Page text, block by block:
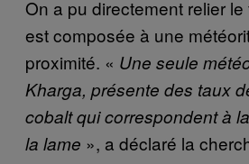
On a pu directement relier
est composée à une
proximité. « Une seule
Kharga, présente des taux
cobalt qui correspondent à
la lame », a déclaré la